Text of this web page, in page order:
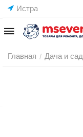
Истра
Главная / Дача и сад